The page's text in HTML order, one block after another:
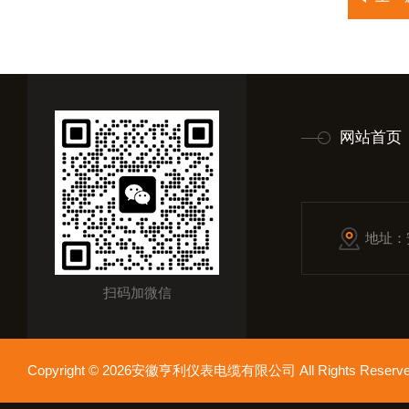
扫码加微信
网站首页
地址
Copyright © 2026安徽亨利仪表电缆有限公司 All Rights